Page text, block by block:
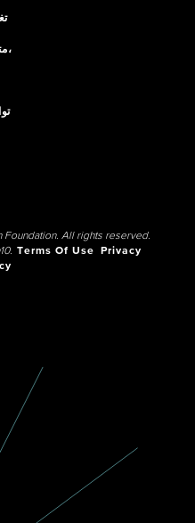
متابعة،
All rights reserved.
Terms Of Use
Privacy